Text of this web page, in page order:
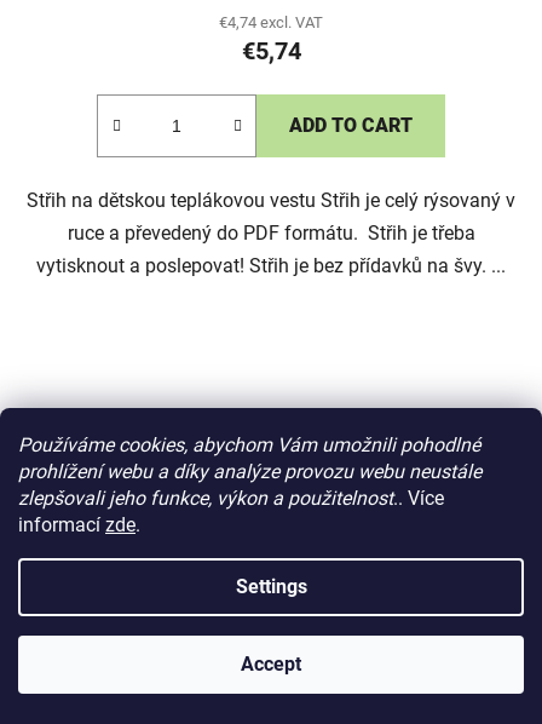
Používáme cookies, abychom Vám umožnili pohodlné
prohlížení webu a díky analýze provozu webu neustále
zlepšovali jeho funkce, výkon a použitelnost.. Více
informací zde.
Settings
Accept
€4,74 excl. VAT
€5,74
ADD TO CART
Střih na dětskou teplákovou vestu Střih je celý rýsovaný v
ruce a převedený do PDF formátu. Střih je třeba
vytisknout a poslepovat! Střih je bez přídavků na švy. ...